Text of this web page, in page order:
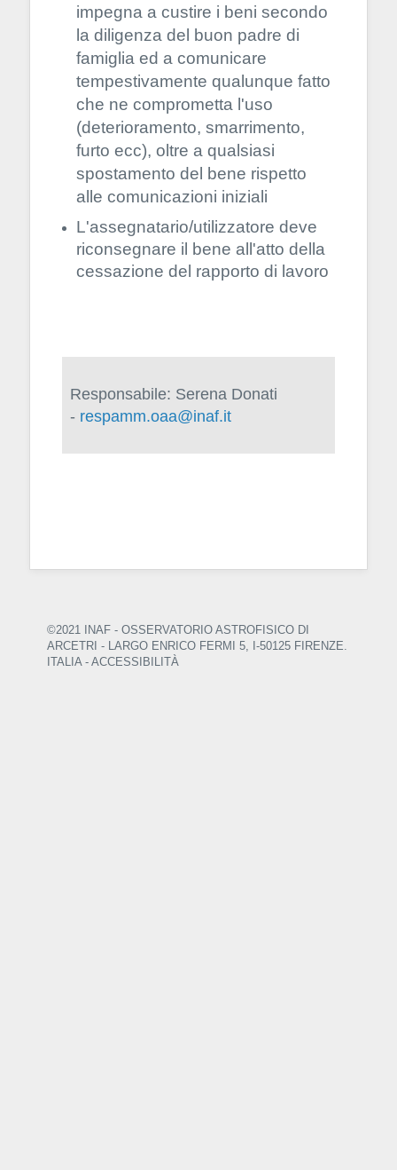
impegna a custire i beni secondo
la diligenza del buon padre di
famiglia ed a comunicare
tempestivamente qualunque fatto
che ne comprometta l'uso
(deterioramento, smarrimento,
furto ecc), oltre a qualsiasi
spostamento del bene rispetto
alle comunicazioni iniziali
L'assegnatario/utilizzatore deve
riconsegnare il bene all'atto della
cessazione del rapporto di lavoro
Responsabile: Serena Donati
- respamm.oaa@inaf.it
©2021 INAF - OSSERVATORIO ASTROFISICO DI
ARCETRI - LARGO ENRICO FERMI 5, I-50125 FIRENZE.
ITALIA - ACCESSIBILITÀ